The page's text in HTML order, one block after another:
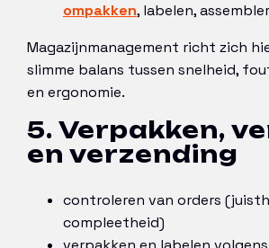
ompakken, labelen,
Magazijnmanagement richt zich
slimme balans tussen snelheid,
en ergonomie.
5. Verpakken,
en verzending
controleren van orders
compleetheid)